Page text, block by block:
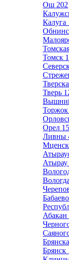
Ош 202
Калуга
Томск
Тверь
Торжок
Орел
Ливны
Мценск
Атырау
Вологда
Бабаево
Абакан
Брянск